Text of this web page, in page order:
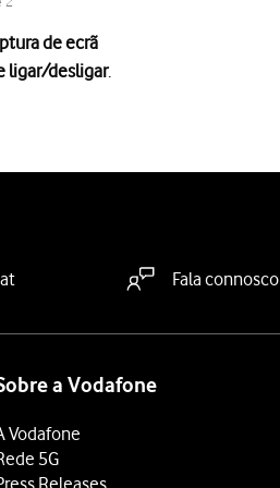
de ecrã
ligar/desligar.
Fala connosco
a Vodafone
Vodafone
5G
Releases